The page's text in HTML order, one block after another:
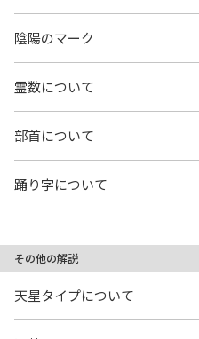
陰陽のマーク
霊数について
部首について
踊り字について
その他の解説
天星タイプについて